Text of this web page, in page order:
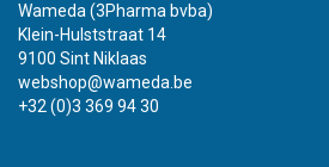
Wameda (3Pharma bvba)
Klein-Hulststraat 14
9100 Sint Niklaas
webshop@wameda.be
+32 (0)3 369 94 30